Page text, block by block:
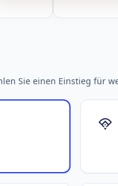
Sie einen Einstieg für